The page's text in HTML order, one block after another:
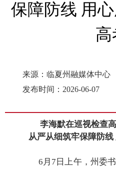
保障防线 用
高
来源：临夏州融媒体中心
发布时间：2026-06-07
李海默在巡视检查
从严从细筑牢保障防线
6月7日上午，州委